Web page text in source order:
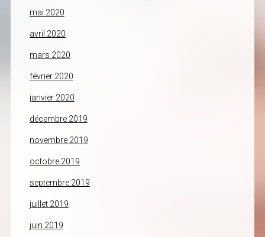
mai 2020
avril 2020
mars 2020
février 2020
janvier 2020
décembre 2019
novembre 2019
octobre 2019
septembre 2019
juillet 2019
juin 2019